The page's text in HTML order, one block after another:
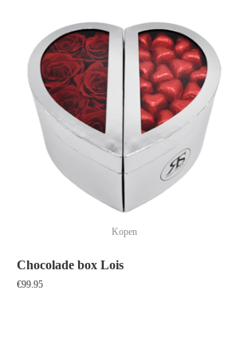
Kopen
Chocolade box Lois
€99.95